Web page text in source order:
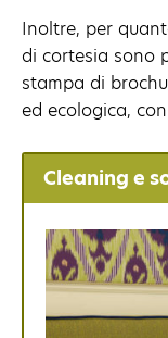
Inoltre, per
di cortesia sono
stampa di
ed ecologica,
Cleaning e